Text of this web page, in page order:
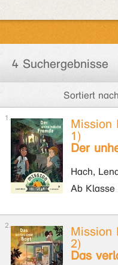
4 Suchergebnisse
Sortiert
Mission
1)
Der
Hach,
Ab Klasse
Mission
2)
Das